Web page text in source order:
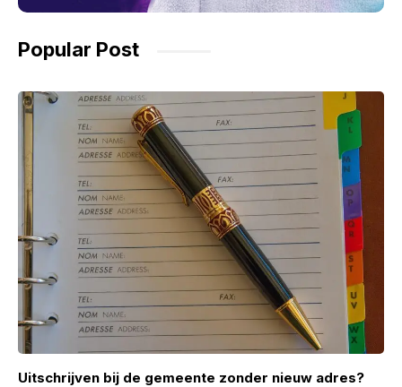
Popular Post
Uitschrijven bij de gemeente zonder nieuw adres?